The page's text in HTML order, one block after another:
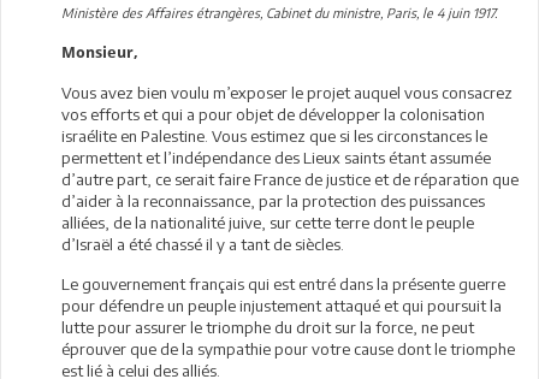
Ministère des Affaires étrangères, Cabinet du ministre, Paris, le 4 juin 1917.
Monsieur,
Vous avez bien voulu m’exposer le projet auquel vous consacrez
vos efforts et qui a pour objet de développer la colonisation
israélite en Palestine. Vous estimez que si les circonstances le
permettent et l’indépendance des Lieux saints étant assumée
d’autre part, ce serait faire France de justice et de réparation que
d’aider à la reconnaissance, par la protection des puissances
alliées, de la nationalité juive, sur cette terre dont le peuple
d’Israël a été chassé il y a tant de siècles.
Le gouvernement français qui est entré dans la présente guerre
pour défendre un peuple injustement attaqué et qui poursuit la
lutte pour assurer le triomphe du droit sur la force, ne peut
éprouver que de la sympathie pour votre cause dont le triomphe
est lié à celui des alliés.